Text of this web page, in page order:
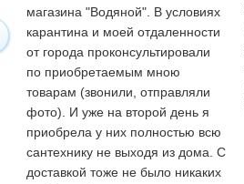
магазина "Водяной". В условиях
карантина и моей отдаленности
от города проконсультировали
по приобретаемым мною
товарам (звонили, отправляли
фото). И уже на второй день я
приобрела у них полностью всю
сантехнику не выходя из дома. С
доставкой тоже не было никаких